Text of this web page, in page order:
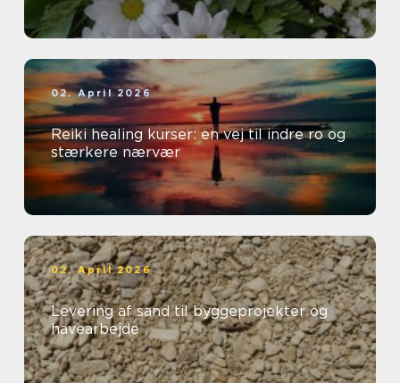
02. April 2026
Reiki healing kurser: en vej til indre ro og
stærkere nærvær
02. April 2026
Levering af sand til byggeprojekter og
havearbejde